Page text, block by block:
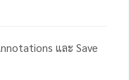
และ Save